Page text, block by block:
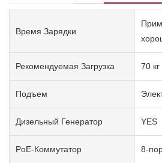
Время Зарядки
Рекомендуемая Загрузка 70 кг
Подъем
Дизельный Генератор YES
PoE-Коммутатор 8-